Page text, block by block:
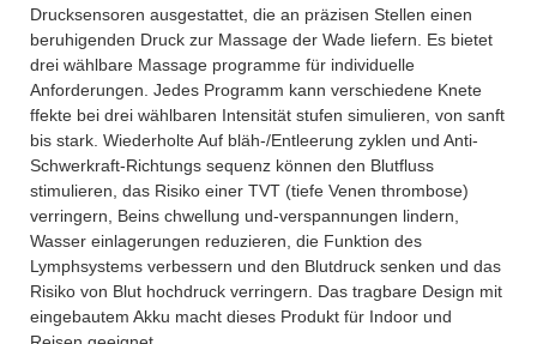
Drucksensoren ausgestattet, die an präzisen Stellen einen
beruhigenden Druck zur Massage der Wade liefern. Es bietet
drei wählbare Massage programme für individuelle
Anforderungen. Jedes Programm kann verschiedene Knete
ffekte bei drei wählbaren Intensität stufen simulieren, von sanft
bis stark. Wiederholte Auf bläh-/Entleerung zyklen und Anti-
Schwerkraft-Richtungs sequenz können den Blutfluss
stimulieren, das Risiko einer TVT (tiefe Venen thrombose)
verringern, Beins chwellung und-verspannungen lindern,
Wasser einlagerungen reduzieren, die Funktion des
Lymphsystems verbessern und den Blutdruck senken und das
Risiko von Blut hochdruck verringern. Das tragbare Design mit
eingebautem Akku macht dieses Produkt für Indoor und